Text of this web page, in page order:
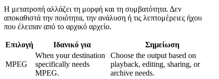
Η μετατροπή αλλάζει τη μορφή και τη συμβατότητα. Δεν
αποκαθιστά την ποιότητα, την ανάλυση ή τις λεπτομέρειες ήχου
που έλειπαν από το αρχικό αρχείο.
Επιλογή Ιδανικό για Σημείωση
MPEG
When your destination
specifically needs
MPEG.
Choose the output based on
playback, editing, sharing, or
archive needs.